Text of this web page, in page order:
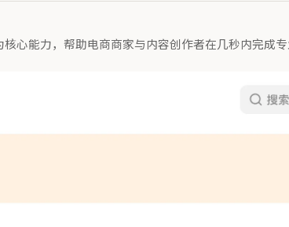
心能力，帮助电商商家与内容创作者在几秒内完成